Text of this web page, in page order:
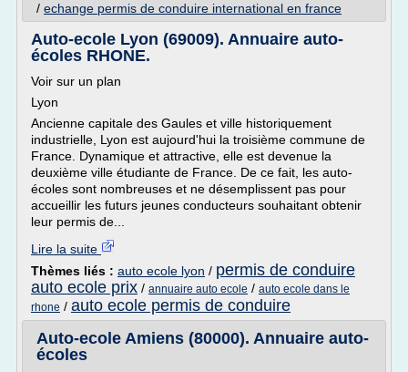
/ echange permis de conduire international en france
Auto-ecole Lyon (69009). Annuaire auto-
écoles RHONE.
Voir sur un plan
Lyon
Ancienne capitale des Gaules et ville historiquement
industrielle, Lyon est aujourd'hui la troisième commune de
France. Dynamique et attractive, elle est devenue la
deuxième ville étudiante de France. De ce fait, les auto-
écoles sont nombreuses et ne désemplissent pas pour
accueillir les futurs jeunes conducteurs souhaitant obtenir
leur permis de...
Lire la suite
Thèmes liés : auto ecole lyon / permis de conduire
auto ecole prix / annuaire auto ecole / auto ecole dans le
rhone / auto ecole permis de conduire
Auto-ecole Amiens (80000). Annuaire auto-
écoles